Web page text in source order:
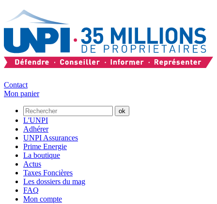
Contact
Mon panier
L'UNPI
Adhérer
UNPI Assurances
Prime Energie
La boutique
Actus
Taxes Foncières
Les dossiers du mag
FAQ
Mon compte